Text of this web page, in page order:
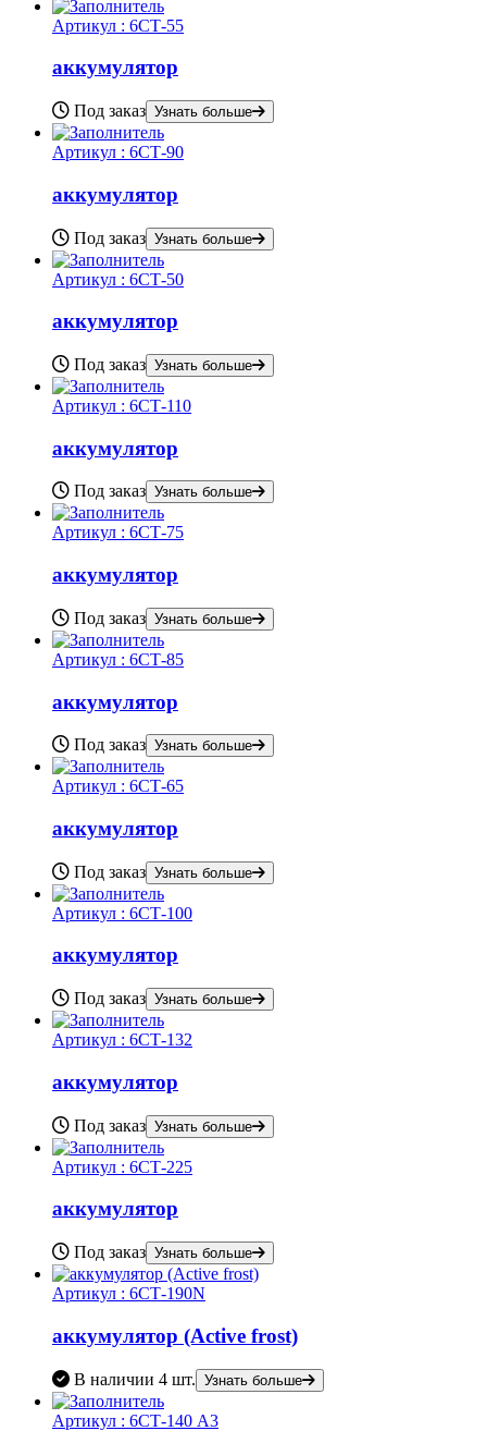
Артикул : 6СТ-55
аккумулятор
Под заказ Узнать больше
Артикул : 6СТ-90
аккумулятор
Под заказ Узнать больше
Артикул : 6СТ-50
аккумулятор
Под заказ Узнать больше
Артикул : 6СТ-110
аккумулятор
Под заказ Узнать больше
Артикул : 6СТ-75
аккумулятор
Под заказ Узнать больше
Артикул : 6СТ-85
аккумулятор
Под заказ Узнать больше
Артикул : 6СТ-65
аккумулятор
Под заказ Узнать больше
Артикул : 6СТ-100
аккумулятор
Под заказ Узнать больше
Артикул : 6СТ-132
аккумулятор
Под заказ Узнать больше
Артикул : 6СТ-225
аккумулятор
Под заказ Узнать больше
Артикул : 6СТ-190N
аккумулятор (Active frost)
В наличии 4 шт. Узнать больше
Артикул : 6СТ-140 А3